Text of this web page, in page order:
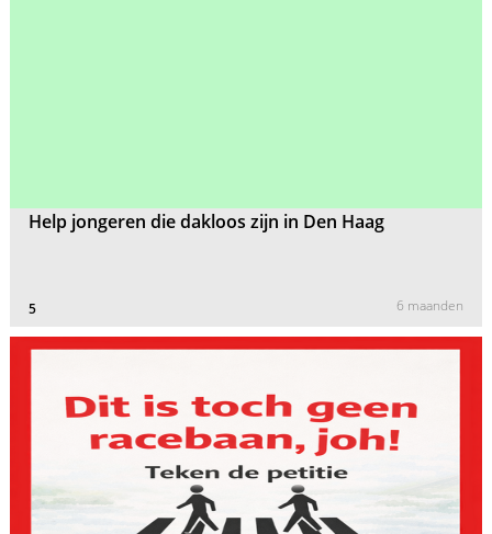
Help jongeren die dakloos zijn in Den Haag
5 6 maanden